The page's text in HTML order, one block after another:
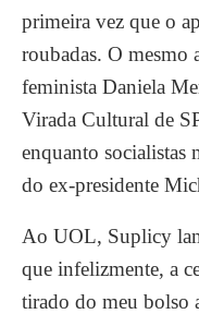
primeira vez que o
roubadas. O mesmo
feminista Daniela
Virada Cultural de
enquanto socialistas
do ex-presidente
Ao UOL, Suplicy
que infelizmente, a
tirado do meu bolso